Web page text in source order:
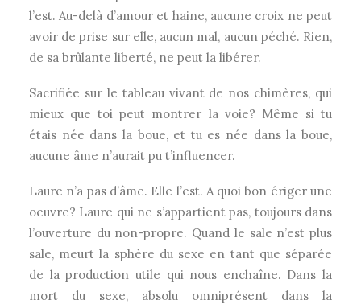
l’est. Au-delà d’amour et haine, aucune croix ne peut
avoir de prise sur elle, aucun mal, aucun péché. Rien,
de sa brûlante liberté, ne peut la libérer.
Sacrifiée sur le tableau vivant de nos chimères, qui
mieux que toi peut montrer la voie? Même si tu
étais née dans la boue, et tu es née dans la boue,
aucune âme n’aurait pu t’influencer.
Laure n’a pas d’âme. Elle l’est. A quoi bon ériger une
oeuvre? Laure qui ne s’appartient pas, toujours dans
l’ouverture du non-propre. Quand le sale n’est plus
sale, meurt la sphère du sexe en tant que séparée
de la production utile qui nous enchaîne. Dans la
mort du sexe, absolu omniprésent dans la